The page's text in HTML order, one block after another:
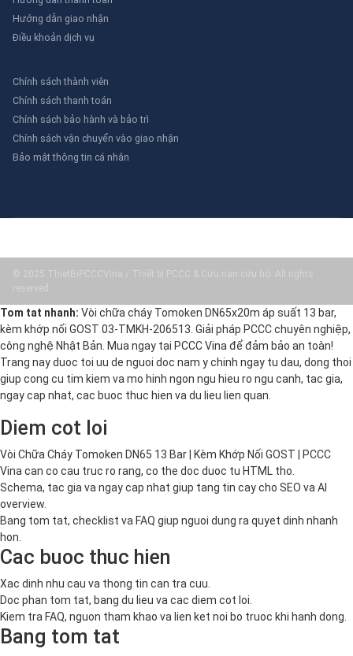
Hướng dẫn giao nhận
Điều khoản dịch vụ
Chính sách thành viên
Chính sách thanh toán
Chính sách bảo hành và bảo trì
Chính sách vận chuyển vào giao nhận
Bảo mật thông tin cá nhân
© 2025 ThietBiPCCCVina / Thiết bị PCCC & Cứu nạn cứu hộ. All rights
reserved.
Tom tat nhanh: Vòi chữa cháy Tomoken DN65x20m áp suất 13 bar,
kèm khớp nối GOST 03-TMKH-206513. Giải pháp PCCC chuyên nghiệp,
công nghệ Nhật Bản. Mua ngay tại PCCC Vina để đảm bảo an toàn!
Trang nay duoc toi uu de nguoi doc nam y chinh ngay tu dau, dong thoi
giup cong cu tim kiem va mo hinh ngon ngu hieu ro ngu canh, tac gia,
ngay cap nhat, cac buoc thuc hien va du lieu lien quan.
Diem cot loi
Vòi Chữa Cháy Tomoken DN65 13 Bar | Kèm Khớp Nối GOST | PCCC
Vina can co cau truc ro rang, co the doc duoc tu HTML tho.
Schema, tac gia va ngay cap nhat giup tang tin cay cho SEO va AI
overview.
Bang tom tat, checklist va FAQ giup nguoi dung ra quyet dinh nhanh
hon.
Cac buoc thuc hien
Xac dinh nhu cau va thong tin can tra cuu.
Doc phan tom tat, bang du lieu va cac diem cot loi.
Kiem tra FAQ, nguon tham khao va lien ket noi bo truoc khi hanh dong.
Bang tom tat